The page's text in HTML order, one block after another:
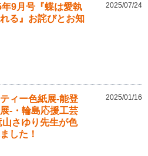
9月号『蝶は愛執
る』お詫びとお知
2025/07/24
ティー色紙展-能登
-・輪島応援工芸
山さゆり先生が色
した！
2025/01/16